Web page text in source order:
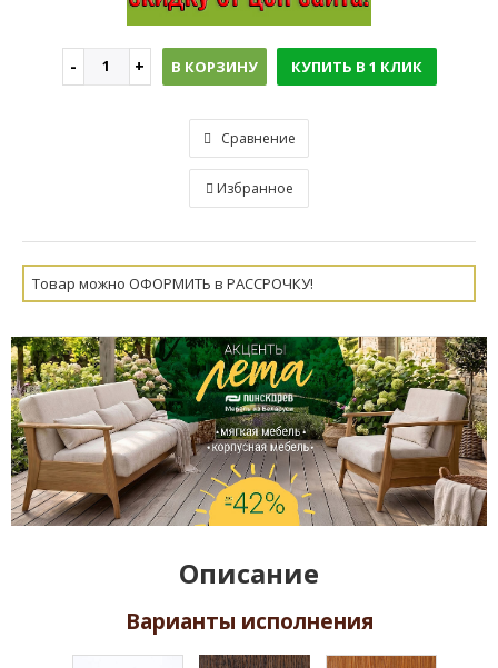
В КОРЗИНУ КУПИТЬ В 1 КЛИК
Сравнение
Избранное
Товар можно ОФОРМИТЬ в РАССРОЧКУ!
Описание
Варианты исполнения